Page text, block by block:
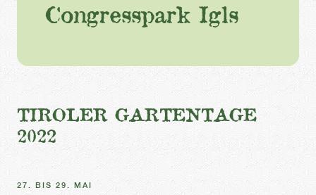
TIROLER GARTENTAGE
2022
27. BIS 29. MAI
Congresspark Igls